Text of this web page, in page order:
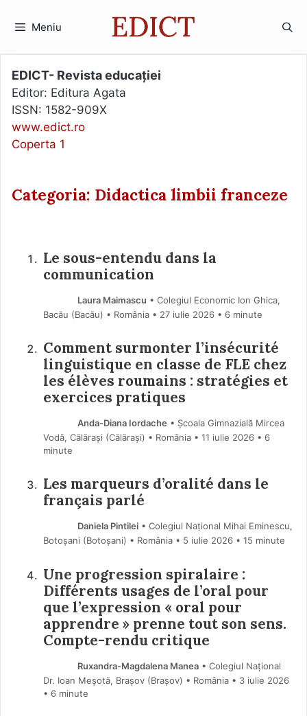
Meniu
EDICT- Revista educației
Editor: Editura Agata
ISSN: 1582-909X
www.edict.ro
Coperta 1
Categoria: Didactica limbii franceze
Le sous-entendu dans la
communication
Laura Maimascu • Colegiul Economic Ion Ghica,
Bacău (Bacău) • România
27 iulie 2026 • 6 minute
Comment surmonter l’insécurité
linguistique en classe de FLE chez
les élèves roumains : stratégies et
exercices pratiques
Anda-Diana Iordache • Școala Gimnazială Mircea
Vodă, Călărași (Călărași) • România
11 iulie 2026 • 6
minute
Les marqueurs d’oralité dans le
français parlé
Daniela Pintilei• Colegiul Național Mihai Eminescu,
Botoșani (Botoşani) • România
5 iulie 2026 • 15 minute
Une progression spiralaire :
Différents usages de l’oral pour
que l’expression « oral pour
apprendre » prenne tout son sens.
Compte-rendu critique
Ruxandra-Magdalena Manea• Colegiul Național
Dr. Ioan Meșotă, Brașov (Braşov) • România
3 iulie 2026
• 6 minute